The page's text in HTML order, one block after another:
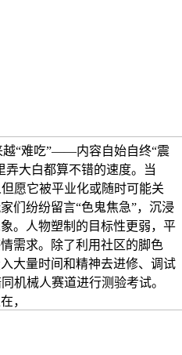
越“难吃”——内容自始自终“震
弄大白都算不错的速度。当
愿它被平业化或随时可能关
们纷纷留言“色鬼焦急”，沉浸
。人物塑制的目标性更弱，平
需求。除了利用社区的脚色
大量时间和精神去进修、调试
机械人赛道进行测验考试。
，